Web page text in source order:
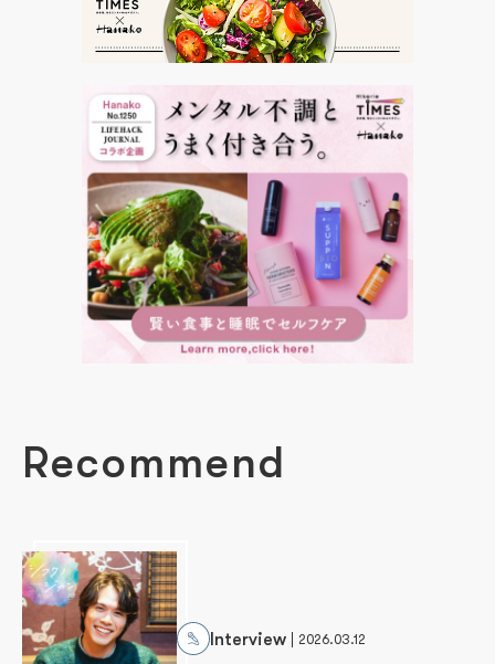
Recommend
Interview 2026.03.12